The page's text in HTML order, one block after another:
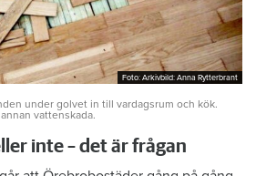
Foto: Arkivbild: Anna Rytterbrant
Foto: Arkivbild: Anna Rytterbrant
under golvet in till vardagsrum och kök.
vattenskada.
inte – det är frågan